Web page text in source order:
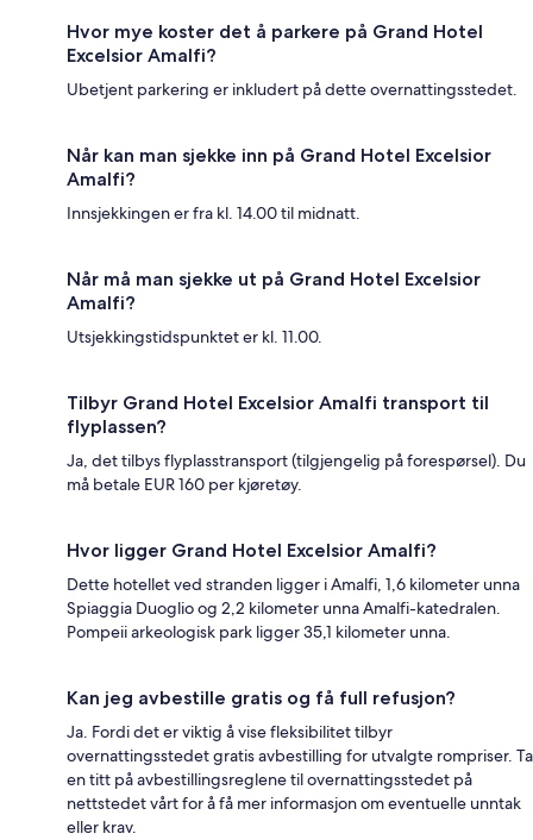
Hvor mye koster det å parkere på Grand Hotel
Excelsior Amalfi?
Ubetjent parkering er inkludert på dette overnattingsstedet.
Når kan man sjekke inn på Grand Hotel Excelsior
Amalfi?
Innsjekkingen er fra kl. 14.00 til midnatt.
Når må man sjekke ut på Grand Hotel Excelsior
Amalfi?
Utsjekkingstidspunktet er kl. 11.00.
Tilbyr Grand Hotel Excelsior Amalfi transport til
flyplassen?
Ja, det tilbys flyplasstransport (tilgjengelig på forespørsel). Du
må betale EUR 160 per kjøretøy.
Hvor ligger Grand Hotel Excelsior Amalfi?
Dette hotellet ved stranden ligger i Amalfi, 1,6 kilometer unna
Spiaggia Duoglio og 2,2 kilometer unna Amalfi-katedralen.
Pompeii arkeologisk park ligger 35,1 kilometer unna.
Kan jeg avbestille gratis og få full refusjon?
Ja. Fordi det er viktig å vise fleksibilitet tilbyr
overnattingsstedet gratis avbestilling for utvalgte rompriser. Ta
en titt på avbestillingsreglene til overnattingsstedet på
nettstedet vårt for å få mer informasjon om eventuelle unntak
eller krav.